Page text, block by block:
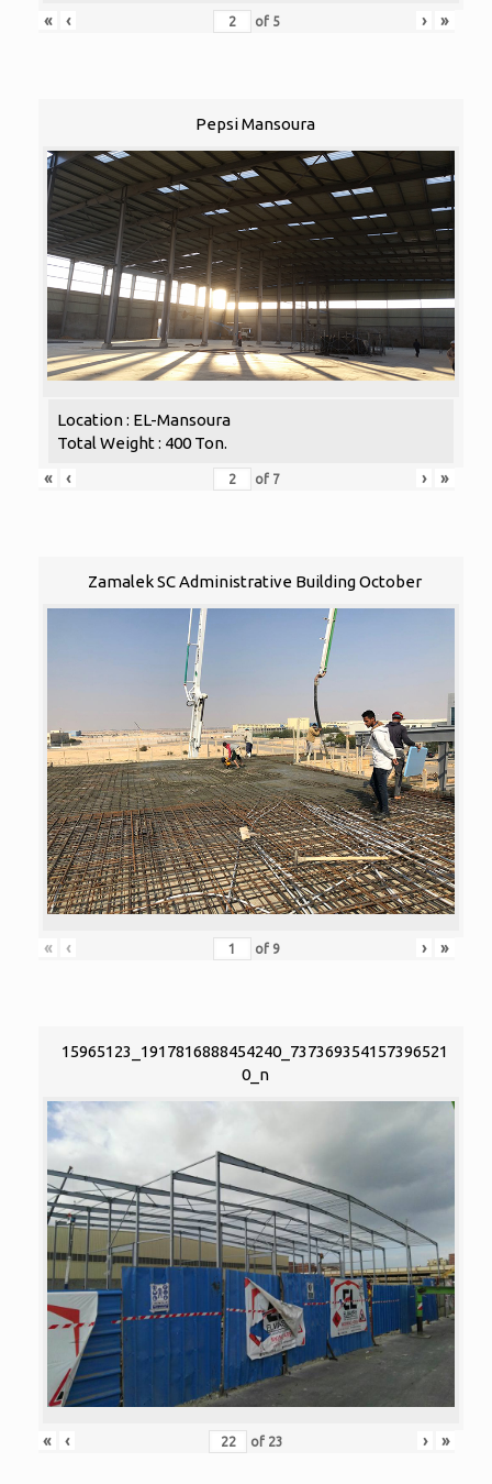
« ‹ of 5 › »
Pepsi Mansoura
Location : EL-Mansoura
Total Weight : 400 Ton.
«
‹ of 7 › »
Zamalek SC Administrative Building October
« ‹ of 9 › »
15965123_1917816888454240_737369354157396521
0_n
« ‹ of 23 › »